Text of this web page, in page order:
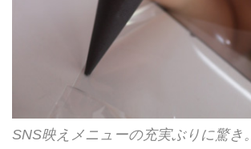
SNS映えメニューの充実ぶりに驚き。